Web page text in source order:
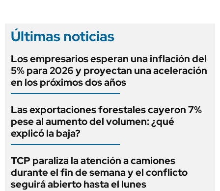
Últimas noticias
Los empresarios esperan una inflación del
5% para 2026 y proyectan una aceleración
en los próximos dos años
Las exportaciones forestales cayeron 7%
pese al aumento del volumen: ¿qué
explicó la baja?
TCP paraliza la atención a camiones
durante el fin de semana y el conflicto
seguirá abierto hasta el lunes